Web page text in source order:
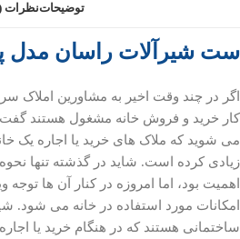
توضیحاتنظرات
ست شیرآلات راسان مدل
اگر در چند وقت اخیر به مشاورین املاک سر
کار خرید و فروش خانه مشغول هستند گفت
می شوید که ملاک های خرید یا اجاره یک
زیادی کرده است. شاید در گذشته تنها
اهمیت بود، اما امروزه در کنار آن ها توجه
امکانات مورد استفاده در خانه می شود.
ساختمانی هستند که در هنگام خرید یا